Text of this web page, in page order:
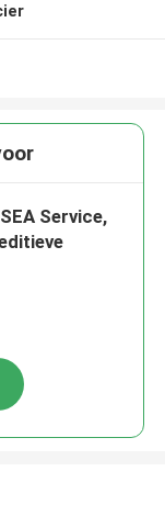
Service,